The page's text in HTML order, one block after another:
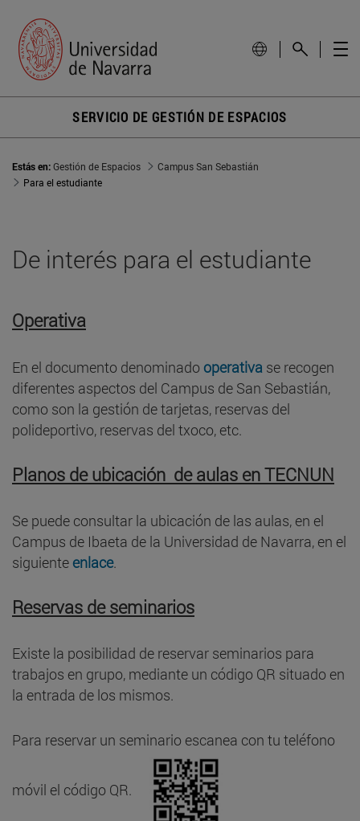
SERVICIO DE GESTIÓN DE ESPACIOS
Estás en:Gestión de Espacios
Campus San Sebastián
Para el estudiante
De interés para el estudiante
Operativa
En el documento denominado operativa se recogen
diferentes aspectos del Campus de San Sebastián,
como son la gestión de tarjetas, reservas del
polideportivo, reservas del txoco, etc.
Planos de ubicación de aulas en TECNUN
Se puede consultar la ubicación de las aulas, en el
Campus de Ibaeta de la Universidad de Navarra, en el
siguiente enlace.
Reservas de seminarios
Existe la posibilidad de reservar seminarios para
trabajos en grupo, mediante un código QR situado en
la entrada de los mismos.
Para reservar un seminario escanea con tu teléfono
móvil el código QR.